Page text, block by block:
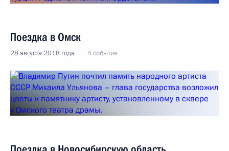
Поездка в Омск
28 августа 2018 года 4 события